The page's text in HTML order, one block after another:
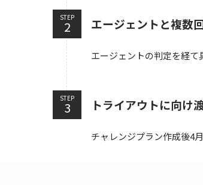
STEP エージェントと複数
エージェントの判定を経て
STEP トライアウトに向け
チャレンジプラン作成後4